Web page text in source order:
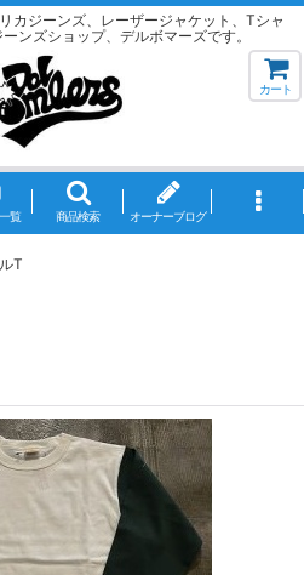
カジーンズ、レーザージャケット、Tシャ
ンズショップ、デルボマーズです。
カート
覧 商品検索 オーナーブログ
T